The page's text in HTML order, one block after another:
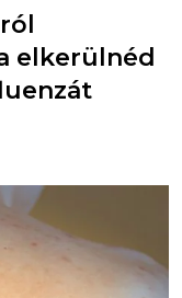
elkerülnéd